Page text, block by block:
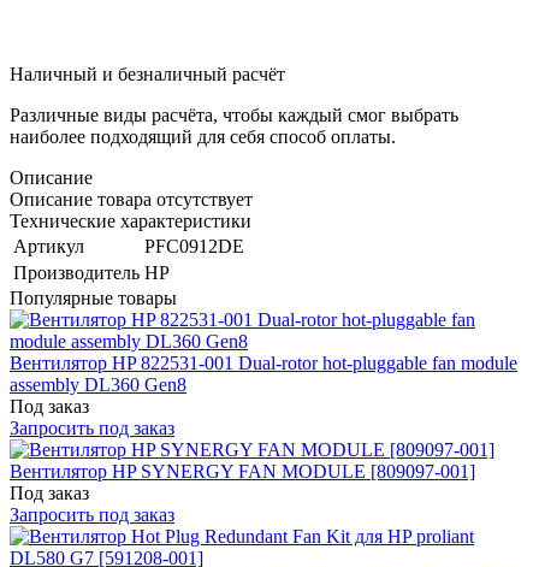
Наличный и безналичный расчёт
Различные виды расчёта, чтобы каждый смог выбрать
наиболее подходящий для себя способ оплаты.
Описание
Описание товара отсутствует
Технические характеристики
Артикул
PFC0912DE
Производитель HP
Популярные товары
Вентилятор HP 822531-001 Dual-rotor hot-pluggable fan module
assembly DL360 Gen8
Под заказ
Запросить под заказ
Вентилятор HP SYNERGY FAN MODULE [809097-001]
Под заказ
Запросить под заказ